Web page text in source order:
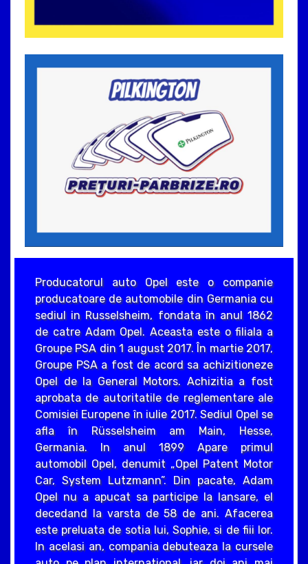
Producatorul auto Opel este o companie
producatoare de automobile din Germania cu
sediul in Russelsheim, fondata în anul 1862
de catre Adam Opel. Aceasta este o filiala a
Groupe PSA din 1 august 2017. În martie 2017,
Groupe PSA a fost de acord sa achizitioneze
Opel de la General Motors. Achizitia a fost
aprobata de autoritatile de reglementare ale
Comisiei Europene în iulie 2017. Sediul Opel se
afla în Rüsselsheim am Main, Hesse,
Germania. In anul 1899 Apare primul
automobil Opel, denumit „Opel Patent Motor
Car, System Lutzmann”. Din pacate, Adam
Opel nu a apucat sa participe la lansare, el
decedand la varsta de 58 de ani. Afacerea
este preluata de sotia lui, Sophie, si de fiii lor.
In acelasi an, compania debuteaza la cursele